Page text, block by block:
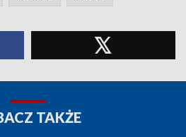
TAKŻE